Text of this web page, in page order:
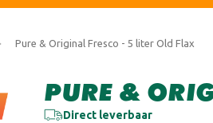
Pure & Original Fresco - 5 liter Old Flax
PURE &
Direct leverbaar
Huidige